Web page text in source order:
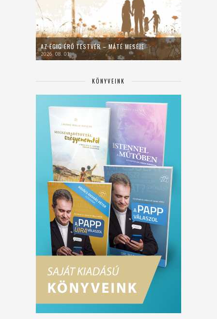
AZ ÉGIG ÉRŐ TESTVÉR – MÁTÉ MESÉJE
2026. 08. 01.
KÖNYVEINK